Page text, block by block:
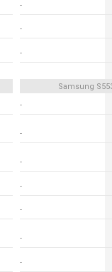
-
-
-
Samsung
-
-
-
-
-
-
-